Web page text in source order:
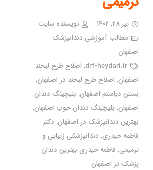
تیر ۲۸, ۱۴۰۲
نویسنده سایت
مطالب آموزشی دندانپزشک
اصفهان
drf-heydari.ir
, اصلاح طرح لبخند
اصفهان, اصلاح طرح لبخند در اصفهان,
بستن دیاستم اصفهان, بلیچینگ دندان
اصفهان, بلیچینگ دندان خوب اصفهان,
بهترین دندانپزشک در اصفهان, دکتر
فاطمه حیدری, دندانپزشکی زیبایی و
ترمیمی, فاطمه حیدری بهترین دندان
پزشک در اصفهان